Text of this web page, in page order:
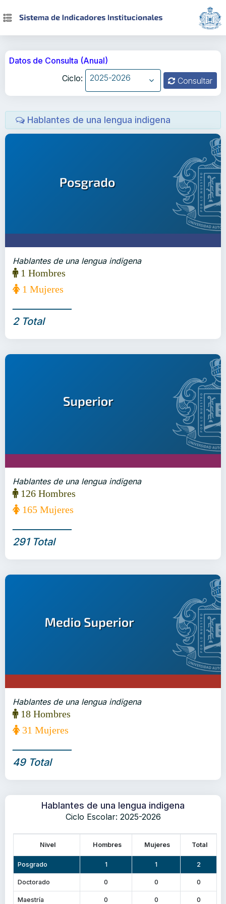
Datos de Consulta (Anual)
Ciclo:
2025-2026 Consultar
Hablantes de una lengua indigena
Hablantes de una lengua indigena
1 Hombres
1 Mujeres
2 Total
Hablantes de una lengua indigena
126 Hombres
165 Mujeres
291 Total
Hablantes de una lengua indigena
18 Hombres
31 Mujeres
49 Total
Hablantes de una lengua indigena
Ciclo Escolar: 2025-2026
Nivel Hombres Mujeres Total
Posgrado 1 1 2
Doctorado 0 0 0
Maestría 0 0 0